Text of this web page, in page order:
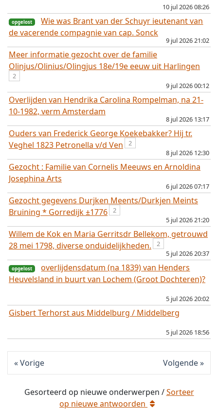
opgelost
10 jul 2026 08:26
opgelost
Wie was Brant van der Schuyr ieutenant van
de vacerende compagnie van cap. Sonck
9 jul 2026 21:02
Meer informatie gezocht over de familie
Olinjus/Olinius/Olingjus 18e/19e eeuw uit Harlingen
2
9 jul 2026 00:12
Overlijden van Hendrika Carolina Rompelman, na 21-
10-1982, verm Amsterdam
8 jul 2026 13:17
Ouders van Frederick George Koekebakker? Hij tr.
Veghel 1823 Petronella v/d Ven
2
8 jul 2026 12:30
Gezocht : Familie van Cornelis Meeuws en Arnoldina
Josephina Arts
6 jul 2026 07:17
Gezocht gegevens Durjken Meents/Durkjen Meints
Bruining * Gorredijk ±1776
2
5 jul 2026 21:20
Willem de Kok en Maria Gerritsdr Bellekom, getrouwd
28 mei 1798, diverse onduidelijkheden.
2
5 jul 2026 20:37
overlijdensdatum (na 1839) van Henders
Heuvelsland in buurt van Lochem (Groot Dochteren)?
5 jul 2026 20:02
Gisbert Terhorst aus Middelburg / Middelberg
5 jul 2026 18:56
Vorige Volgende
Gesorteerd op nieuweonderwerpen /Sorteer
op nieuweantwoorden